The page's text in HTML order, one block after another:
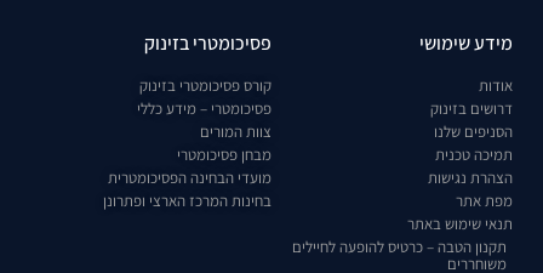
מידע שימושי
אודות
דרושים בזינוק
הסניפים שלנו
תמיכה טכנית
הצהרת נגישות
מפת אתר
תנאי שימוש באתר
תקנון הטבה – כרטיס להופעה לחיילים
משוחררים
פסיכומטרי בזינוק
קורס פסיכומטרי בזינוק
פסיכומטרי – מידע כללי
צוות המורים
מבחן פסיכומטרי
מועדי הבחינה הפסיכומטרית
בחינות המרכז הארצי ופתרונן